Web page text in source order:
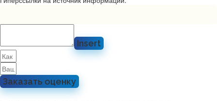
Insert
Заказать оценку